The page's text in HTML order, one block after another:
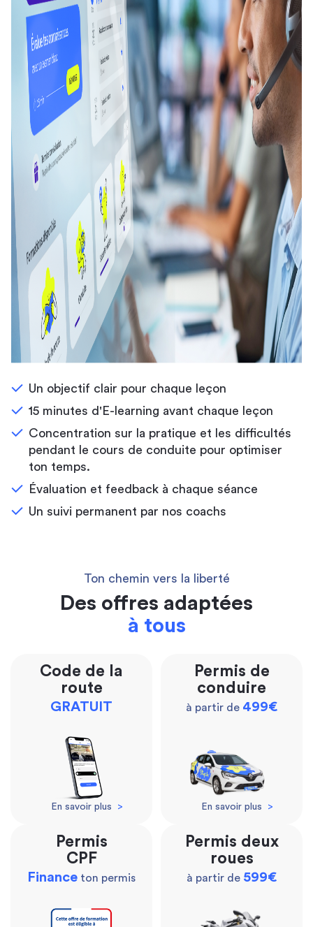
Un objectif clair pour chaque leçon
15 minutes d'E-learning avant chaque leçon
Concentration sur la pratique et les difficultés
pendant le cours de conduite pour optimiser
ton temps.
Évaluation et feedback à chaque séance
Un suivi permanent par nos coachs
Ton chemin vers la liberté
Des offres adaptées
à tous
Code de la
route
GRATUIT
En savoir plus >
Permis de
conduire
à partir de 499€
En savoir plus >
Permis
CPF
Finance ton permis
Permis deux
roues
à partir de 599€